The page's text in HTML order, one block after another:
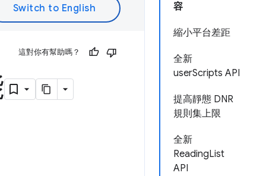
容
縮小平台差距
全新
userScripts API
提高靜態 DNR
規則集上限
全新
ReadingList
API
這對你有幫助嗎？